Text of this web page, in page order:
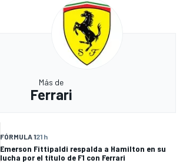
Más de
Ferrari
FÓRMULA 121 h
Emerson Fittipaldi respalda a Hamilton en su
lucha por el título de F1 con Ferrari